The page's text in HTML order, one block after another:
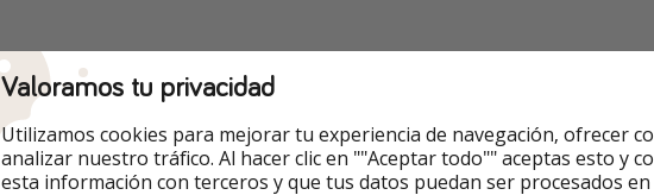
Otras opciones
✅ Ejemplos de paquetes basado en 2 adultos, precio por persona.
Valoramos tu privacidad
Utilizamos cookies para mejorar tu experiencia de navegación, ofrecer
analizar nuestro tráfico. Al hacer clic en ""Aceptar todo"" aceptas esto y
esta información con terceros y que tus datos puedan ser procesados en